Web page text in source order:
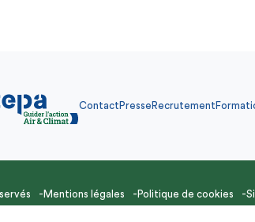
Contact Presse Recrutement
Mentions légales Politique de cookies